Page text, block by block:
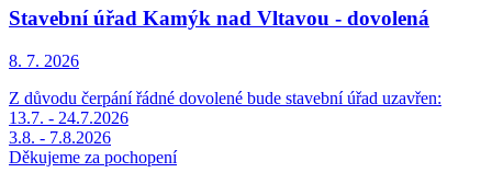
Stavební úřad Kamýk nad Vltavou - dovolená
8. 7. 2026
Z důvodu čerpání řádné dovolené bude stavební úřad uzavřen:
13.7. - 24.7.2026
3.8. - 7.8.2026
Děkujeme za pochopení